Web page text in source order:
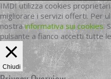
IMDI utilizza cookies
migliorare i servizi offerti. Per
nostrainformativa sui cookies.
pulsante a fianco accetti tutte
Chiudi